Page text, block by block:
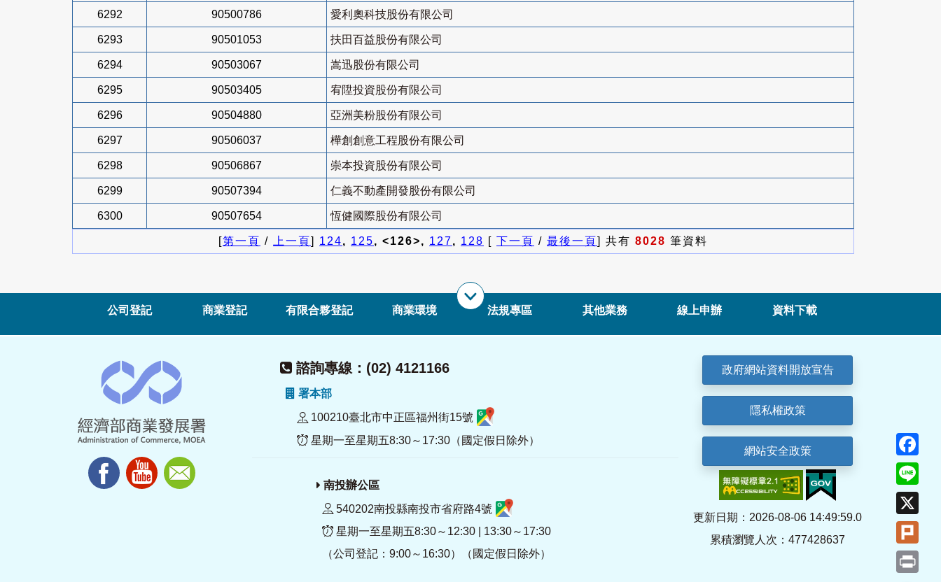
6292 90500786 愛利奧科技股份有限公司
6293 90501053 扶田百益股份有限公司
6294 90503067 嵩迅股份有限公司
6295 90503405 宥陞投資股份有限公司
6296 90504880 亞洲美粉股份有限公司
6297 90506037 樺創創意工程股份有限公司
6298 90506867 崇本投資股份有限公司
6299 90507394 仁義不動產開發股份有限公司
6300 90507654 恆健國際股份有限公司
[第一頁 / 上一頁] 124, 125, <126>, 127, 128 [ 下一頁 / 最後一頁] 共有 8028 筆資料
公司登記 商業登記 有限合夥登記 商業環境 法規專區 其他業務 線上申辦 資料下載
諮詢專線：(02) 4121166
署本部
100210臺北市中正區福州街15號
星期一至星期五8:30～17:30（國定假日除外）
南投辦公區
540202南投縣南投市省府路4號
星期一至星期五8:30～12:30 | 13:30～17:30
（公司登記：9:00～16:30）（國定假日除外）
政府網站資料開放宣告
隱私權政策
網站安全政策
更新日期：2026-08-06 14:49:59.0
累積瀏覽人次：477428637